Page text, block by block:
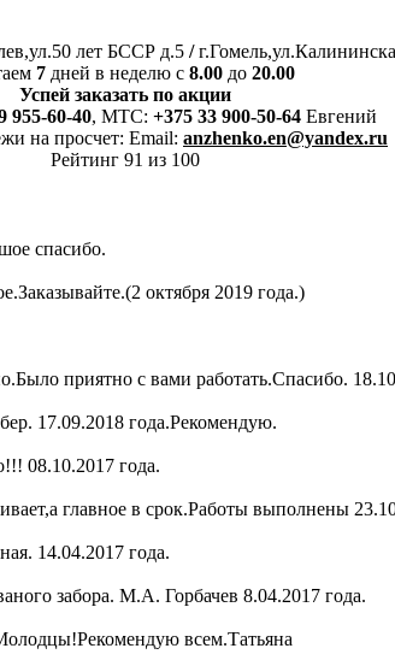
лет БССР д.5 /
7 дней в неделю с 8.00 до 20.00
Успей заказать по акции
955-60-40, MTC: +375 33 900-50-64Евгений
на просчет: Email: anzhenko.en@yandex.ru
Рейтинг 91 из 100
спасибо.
октября 2019 года.)
приятно с вами работать.Спасибо.
17.09.2018 года.Рекомендую.
08.10.2017 года.
главное в срок.Работы выполнены
14.04.2017 года.
забора. М.А. Горбачев 8.04.2017 года.
всем.Татьяна